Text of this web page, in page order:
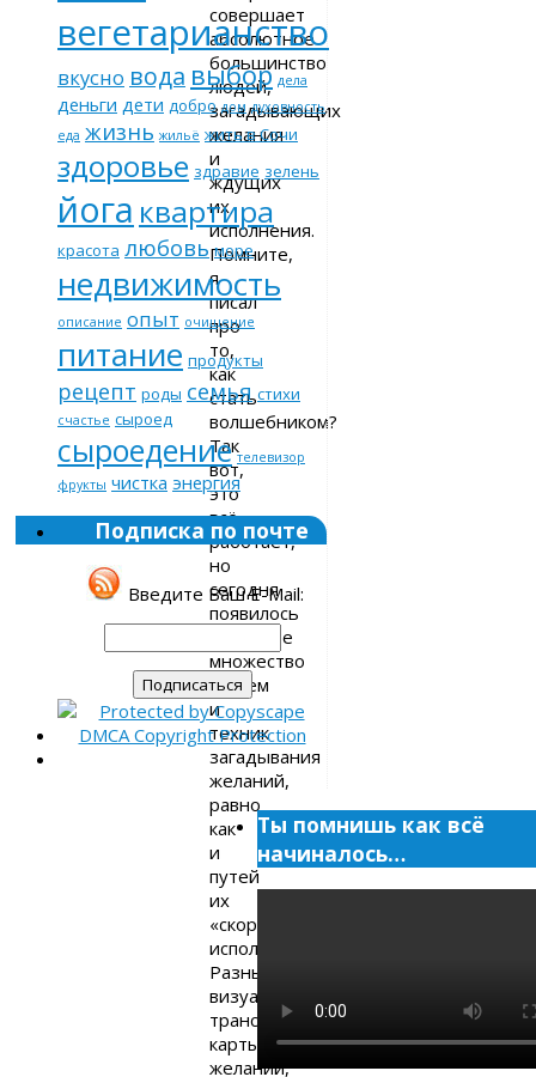
совершает
абсолютное
большинство
людей,
загадывающих
желания
и
ждущих
их
исполнения.
Помните,
я
писал
про
то,
как
стать
волшебником?
Так
вот,
это
всё
работает,
но
сегодня
появилось
огромное
множество
систем
и
техник
загадывания
желаний,
равно
как
и
путей
их
«скорейшего»
исполнения.
Разные
визуализации,
трансерфинги,
карты
желаний,
вегетарианство
вкусно вода выбор дела
деньги дети добро дом духовность
еда жизнь жильё жить в Сочи
здоровье здравие зелень
йога квартира
красота любовь море
недвижимость
описание опыт очищение
питание продукты
рецепт роды семья стихи
счастье сыроед
сыроедение телевизор
фрукты чистка энергия
Подписка по почте
Введите Ваш E-Mail:
Ты помнишь как всё
начиналось…